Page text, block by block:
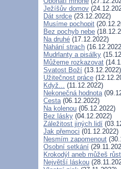
Ježíšův domov
Dát srdce (23.12.2022)
Musíme pochopit
Bez pochyb nebe
Na druhé (17.12.2022)
Nahání strach
Mudrlanty a pisálky
Můžeme rozkazovat
Svatost Boží (13.12.2022)
Užitečnost práce
Když... (11.12.2022)
Nekonečná hodnota
Cesta(06.12.2022)
Na kolenou (05.12.2022)
Bez lásky (04.12.2022)
Záležitost jiných lidí
Jak přemoci (01.12.2022)
Nesmím zapomenout
Osobní setkání
Krokodýl aneb můžeš
Největší láskou